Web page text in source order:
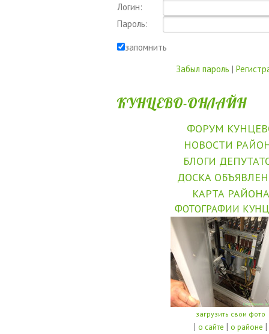
Логин:
Пароль:
запомнить
Забыл пароль |
КУНЦЕВО-ОНЛАЙН
ФОРУМ
НОВОСТИ
БЛОГИ
ДОСКА
КАРТА РАЙОНА
ФОТОГРАФИИ
загрузить свои фото
| о сайте | о районе |